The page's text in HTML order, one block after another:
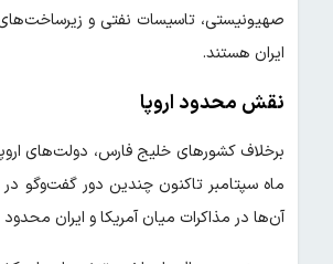
صهیونیستی، تاسیسات نفتی و زیرساخت‌های
ایران هستند.
نقش محدود اروپا
برخلاف کشورهای خلیج فارس، دولت‌های
ماه سپتامبر تاکنون چندین دور گفت‌وگو
آن‌ها در مذاکرات میان آمریکا و ایران